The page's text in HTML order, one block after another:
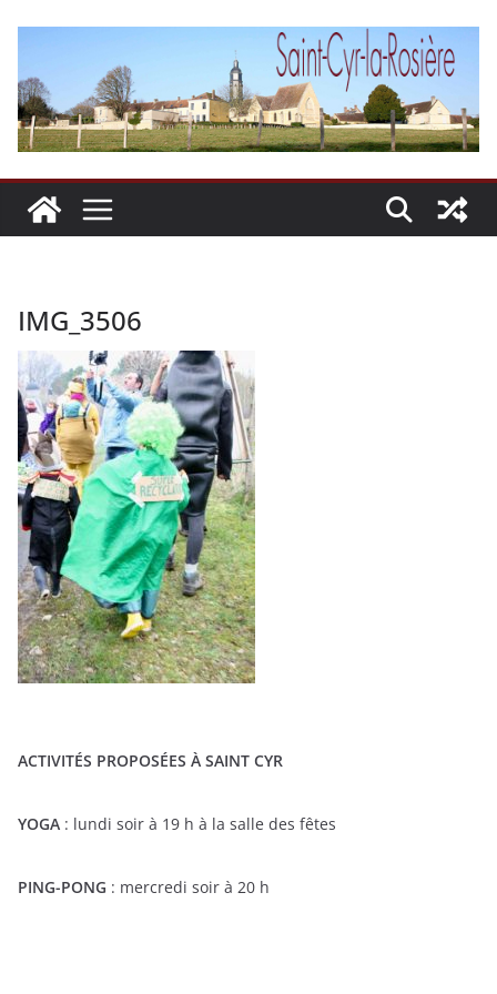
contenu
IMG_3506
ACTIVITÉS PROPOSÉES À SAINT CYR
YOGA : lundi soir à 19 h à la salle des fêtes
PING-PONG : mercredi soir à 20 h